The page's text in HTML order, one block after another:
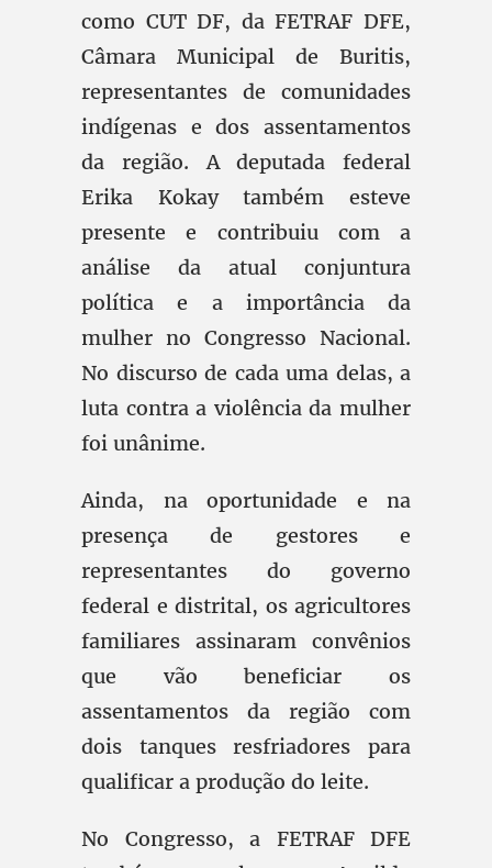
como CUT DF, da FETRAF DFE,
Câmara Municipal de Buritis,
representantes de comunidades
indígenas e dos assentamentos
da região. A deputada federal
Erika Kokay também esteve
presente e contribuiu com a
análise da atual conjuntura
política e a importância da
mulher no Congresso Nacional.
No discurso de cada uma delas, a
luta contra a violência da mulher
foi unânime.
Ainda, na oportunidade e na
presença de gestores e
representantes do governo
federal e distrital, os agricultores
familiares assinaram convênios
que vão beneficiar os
assentamentos da região com
dois tanques resfriadores para
qualificar a produção do leite.
No Congresso, a FETRAF DFE